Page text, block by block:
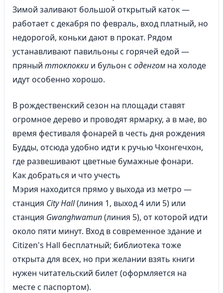
Зимой заливают большой открытый каток —
работает с декабря по февраль, вход платный, но
недорогой, коньки дают в прокат. Рядом
устанавливают павильоны с горячей едой —
пряный ттокпокки и бульон с оденгом на холоде
идут особенно хорошо.
В рождественский сезон на площади ставят
огромное дерево и проводят ярмарку, а в мае, во
время фестиваля фонарей в честь дня рождения
Будды, отсюда удобно идти к ручью Чхонгечхон,
где развешивают цветные бумажные фонари.
Как добраться и что учесть
Мэрия находится прямо у выхода из метро —
станция City Hall(линия 1, выход 4 или 5) или
станция Gwanghwamun(линия 5), от которой идти
около пяти минут. Вход в современное здание и
Citizen's Hall бесплатный; библиотека тоже
открыта для всех, но при желании взять книги
нужен читательский билет (оформляется на
месте с паспортом).